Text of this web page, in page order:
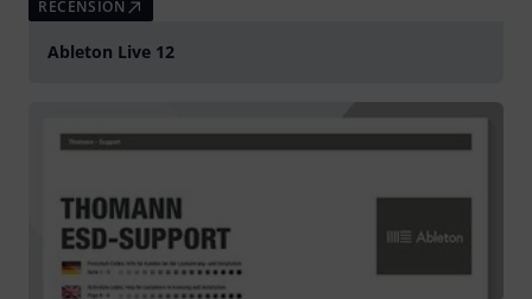
RECENSION
Ableton Live 12